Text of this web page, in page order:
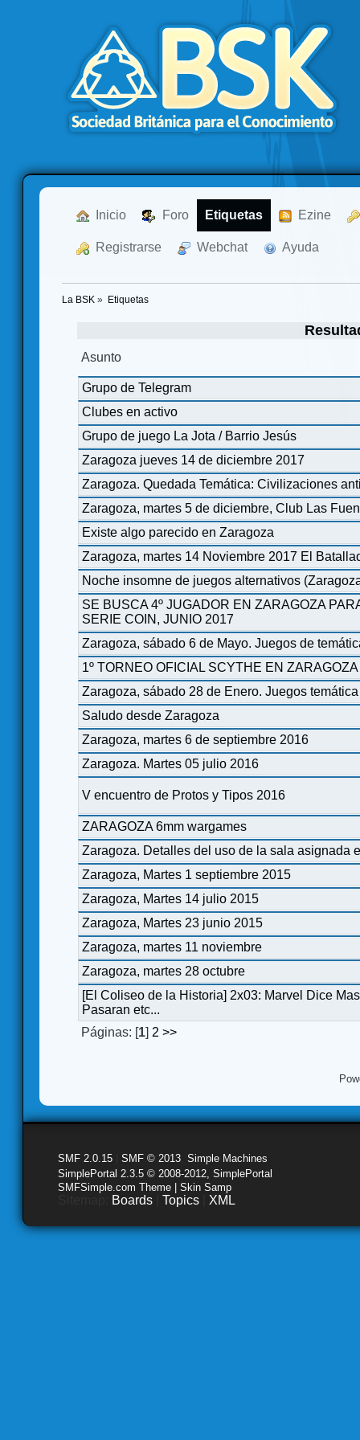
Inicio Foro Etiquetas Ezine
Registrarse Webchat Ayuda
La BSK » Etiquetas
Asunto
Grupo de Telegram
Clubes en activo
Grupo de juego La Jota / Barrio Jesús
Zaragoza jueves 14 de diciembre 2017
Zaragoza. Quedada Temática: Civilizaciones
Zaragoza, martes 5 de diciembre, Club Las
Existe algo parecido en Zaragoza
Zaragoza, martes 14 Noviembre 2017 El
Noche insomne de juegos alternativos
SE BUSCA 4º JUGADOR EN ZARAGOZA
SERIE COIN, JUNIO 2017
Zaragoza, sábado 6 de Mayo. Juegos de
1º TORNEO OFICIAL SCYTHE EN ZARAGOZA
Zaragoza, sábado 28 de Enero. Juegos
Saludo desde Zaragoza
Zaragoza, martes 6 de septiembre 2016
Zaragoza. Martes 05 julio 2016
V encuentro de Protos y Tipos 2016
ZARAGOZA 6mm wargames
Zaragoza. Detalles del uso de la sala asignada
Zaragoza, Martes 1 septiembre 2015
Zaragoza, Martes 14 julio 2015
Zaragoza, Martes 23 junio 2015
Zaragoza, martes 11 noviembre
Zaragoza, martes 28 octubre
[El Coliseo de la Historia] 2x03: Marvel Dice
Pasaran etc...
Páginas: [1] 2 >>
SMF 2.0.15 SMF © 2013 Simple Machines
SimplePortal 2.3.5 © 2008-2012, SimplePortal
SMFSimple.com Theme | Skin Samp
Boards Topics XML